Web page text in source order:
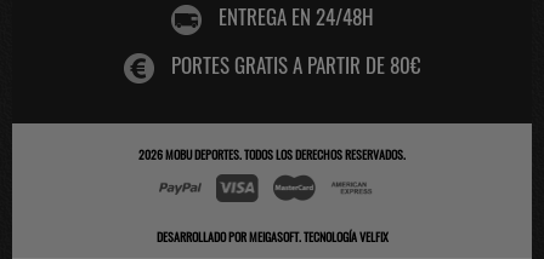
ENTREGA EN 24/48H
PORTES GRATIS A PARTIR DE 80€
2026MOBU DEPORTES. TODOS LOS DERECHOS RESERVADOS.
DESARROLLADO PORMEIGASOFT.TECNOLOGÍA VELFIX